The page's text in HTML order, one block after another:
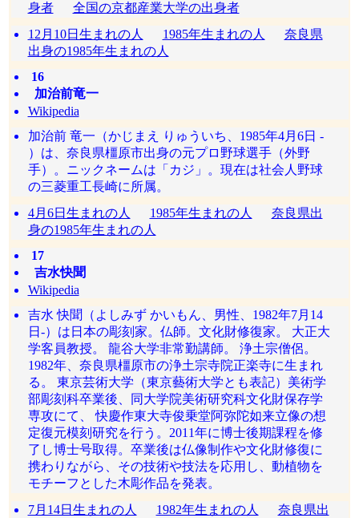
身者
全国の京都産業大学の出身者
12月10日生まれの人
1985年生まれの人
奈良県
出身の1985年生まれの人
16
加治前竜一
Wikipedia
加治前 竜一（かじまえ りゅういち、1985年4月6日 -
）は、奈良県橿原市出身の元プロ野球選手（外野
手）。ニックネームは「カジ」。現在は社会人野球
の三菱重工長崎に所属。
4月6日生まれの人
1985年生まれの人
奈良県出
身の1985年生まれの人
17
吉水快聞
Wikipedia
吉水 快聞（よしみず かいもん、男性、1982年7月14
日-）は日本の彫刻家。仏師。文化財修復家。 大正大
学客員教授。 龍谷大学非常勤講師。 浄土宗僧侶。
1982年、奈良県橿原市の浄土宗寺院正楽寺に生まれ
る。 東京芸術大学（東京藝術大学とも表記）美術学
部彫刻科卒業後、同大学院美術研究科文化財保存学
専攻にて、 快慶作東大寺俊乗堂阿弥陀如来立像の想
定復元模刻研究を行う。2011年に博士後期課程を修
了し博士号取得。卒業後は仏像制作や文化財修復に
携わりながら、その技術や技法を応用し、動植物を
モチーフとした木彫作品を発表。
7月14日生まれの人
1982年生まれの人
奈良県出